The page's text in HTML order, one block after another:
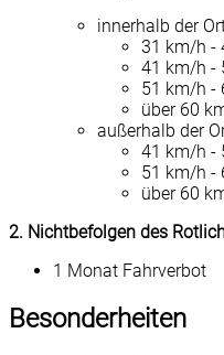
innerhalb der
31 km/h -
41 km/h -
51 km/h -
über 60
außerhalb der
41 km/h -
51 km/h -
über 60
2. Nichtbefolgen des
1 Monat Fahrverbot
Besonderheiten